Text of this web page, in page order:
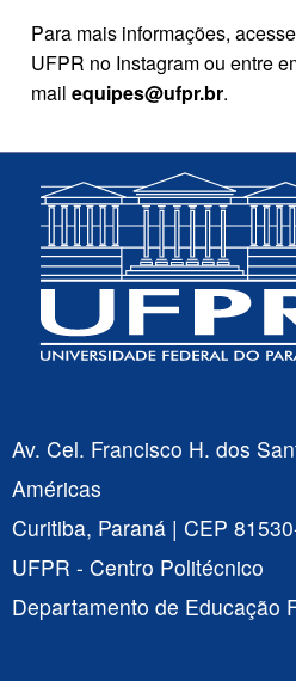
Para mais informações,
UFPR no Instagram ou entre
mail equipes@ufpr.br.
Av. Cel. Francisco H. dos
Américas
Curitiba, Paraná | CEP
UFPR - Centro Politécnico
Departamento de Educação